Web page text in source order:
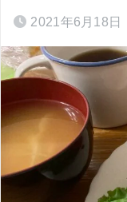
2021年6月18日